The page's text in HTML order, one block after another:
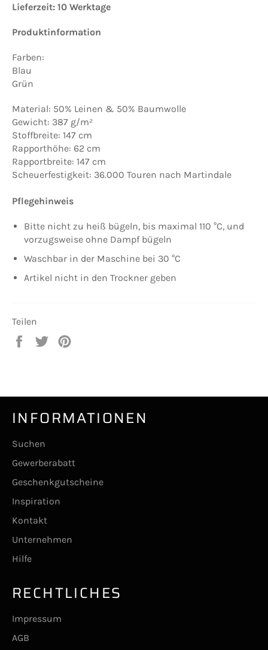
Lieferzeit: 10 Werktage
Produktinformation
Farben:
Blau
Grün
Material: 50% Leinen & 50% Baumwolle
Gewicht: 387 g/m²
Stoffbreite: 147 cm
Rapporthöhe: 62 cm
Rapportbreite: 147 cm
Scheuerfestigkeit: 36.000 Touren nach Martindale
Pflegehinweis
Bitte nicht zu heiß bügeln, bis maximal 110 °C, und
vorzugsweise ohne Dampf bügeln
Waschbar in der Maschine bei 30 °C
Artikel nicht in den Trockner geben
Teilen
Auf
Auf
INFORMATIONEN
Suchen
Gewerberabatt
Geschenkgutscheine
Inspiration
Kontakt
Unternehmen
Hilfe
RECHTLICHES
Impressum
AGB